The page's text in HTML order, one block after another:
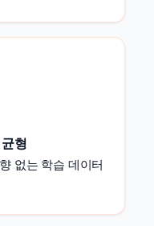
형
없는 학습 데이터